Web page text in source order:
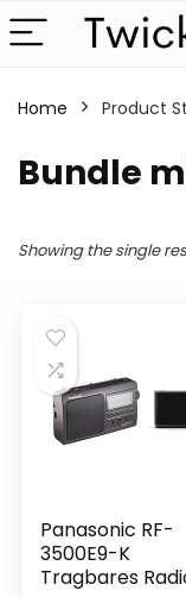
Home Product
Bundle
Showing the single
Panasonic RF-
3500E9-K
Tragbares